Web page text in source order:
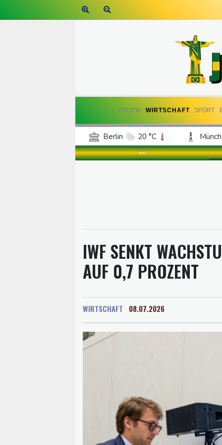
POLITIK WIRTSCHAFT SPORT
Berlin 20 °C
Frankfurt am Main
21 °C
--
IWF SENKT
AUF 0,7 PROZENT
WIRTSCHAFT 08.07.2026